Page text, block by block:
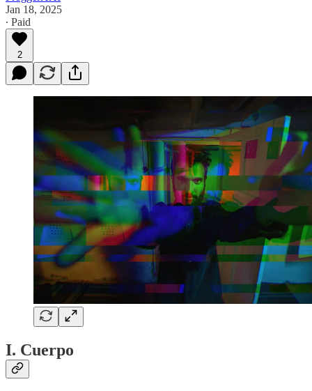
Jan 18, 2025
∙ Paid
2
I. Cuerpo